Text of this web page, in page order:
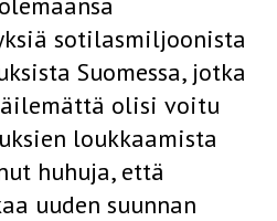
sotilasmiljoonista
Suo­messa, jotka
olisi voitu
loukkaamista
huhuja, että
uuden suunnan